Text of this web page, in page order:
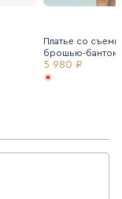
Платье со
брошью-бантом
5 980 ₽